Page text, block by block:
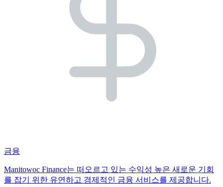
금융
Manitowoc Finance는 떠오르고 있는 수익성 높은 새로운 기회
를 잡기 위한 유연하고 경제적인 금융 서비스를 제공합니다.